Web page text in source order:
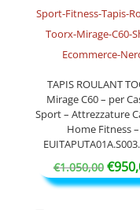
TAPIS ROULANT
Mirage C60 – per
Sport – Attrezzature
Home Fitness –
€1.050,00 Il
€